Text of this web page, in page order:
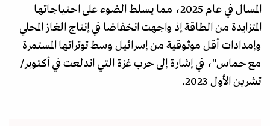
المسال في عام 2025، مما يسلط الضوء على احتياجاتها
المتزايدة من الطاقة إذ واجهت انخفاضا في إنتاج الغاز المحلي
وإمدادات أقل موثوقية من إسرائيل وسط توتراتها المستمرة
مع حماس"، في إشارة إلى حرب غزة التي اندلعت في أكتوبر/
تشرين الأول 2023.